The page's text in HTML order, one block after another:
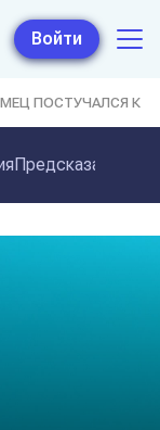
Войти
ПОСТУЧАЛСЯ К